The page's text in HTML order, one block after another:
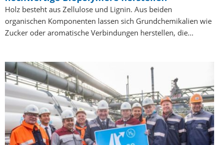
Holz besteht aus Zellulose und Lignin. Aus beiden
organischen Komponenten lassen sich Grundchemikalien wie
Zucker oder aromatische Verbindungen herstellen, die…